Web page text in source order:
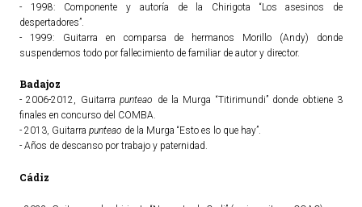
- 1998: Componente y autoría de la Chirigota “Los asesinos de
despertadores”.
- 1999: Guitarra en comparsa de hermanos Morillo (Andy) donde
suspendemos todo por fallecimiento de familiar de autor y director.
Badajoz
- 2006-2012, Guitarrapunteao de la Murga “Titirimundi” donde obtiene 3
finales en concurso del COMBA.
- 2013, Guitarra punteao de la Murga “Esto es lo que hay”.
- Años de descanso por trabajo y paternidad.
Cádiz